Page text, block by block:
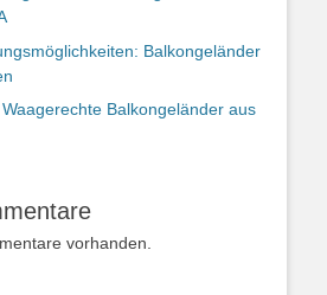
Balkongeländer
Balkongeländer aus
vorhanden.